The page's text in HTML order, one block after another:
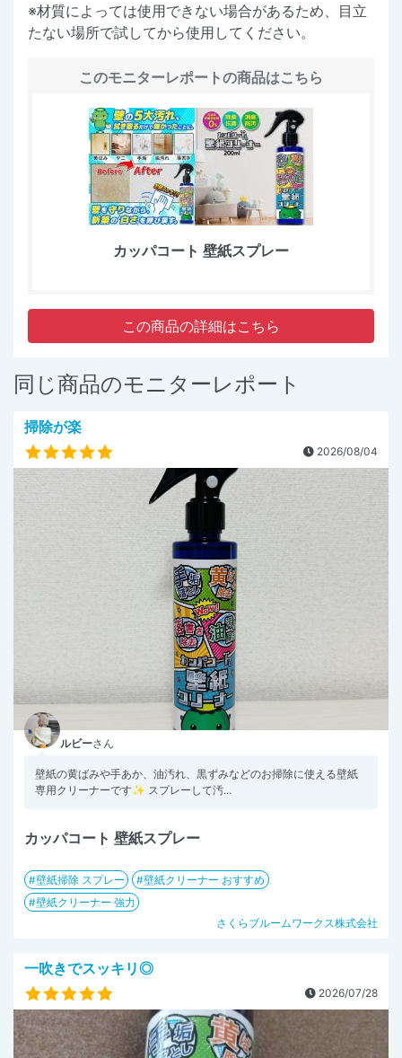
※材質によっては使用できない場合があるため、目立
たない場所で試してから使用してください。
このモニターレポートの商品はこちら
カッパコート 壁紙スプレー
この商品の詳細はこちら
同じ商品のモニターレポート
掃除が楽
2026/08/04
ルビーさん
壁紙の黄ばみや手あか、油汚れ、黒ずみなどのお掃除に使える壁紙
専用クリーナーです✨ スプレーして汚...
カッパコート 壁紙スプレー
壁紙掃除 スプレー
壁紙クリーナー おすすめ
壁紙クリーナー 強力
さくらブルームワークス株式会社
一吹きでスッキリ◎
2026/07/28